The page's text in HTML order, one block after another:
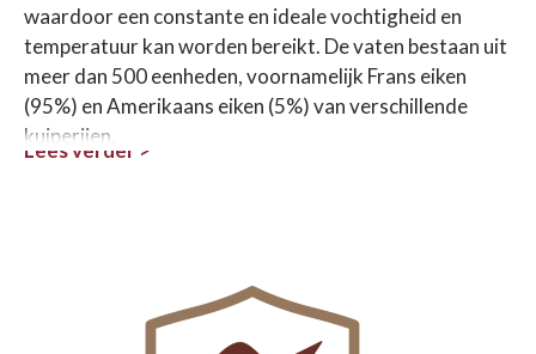
waardoor een constante en ideale vochtigheid en
temperatuur kan worden bereikt. De vaten bestaan uit
meer dan 500 eenheden, voornamelijk Frans eiken
(95%) en Amerikaans eiken (5%) van verschillende
kuiperijen.
Lees verder >